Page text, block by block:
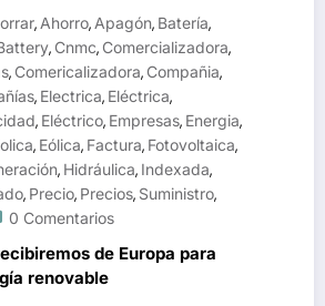
, Ahorro, Apagón, Batería,
, Cnmc, Comercializadora,
, Comericalizadora, Compañia,
, Electrica, Eléctrica,
, Eléctrico, Empresas, Energia,
, Eólica, Factura, Fotovoltaica,
, Hidráulica, Indexada,
, Precio, Precios, Suministro,
0 Comentarios
de Europa para
renovable